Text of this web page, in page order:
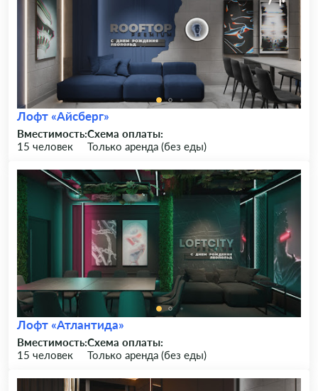
Лофт «Айсберг»
Вместимость:
15 человек
Схема оплаты:
Только аренда (без еды)
Лофт «Атлантида»
Вместимость:
15 человек
Схема оплаты:
Только аренда (без еды)